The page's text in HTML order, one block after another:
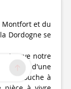
Montfort et du
Dordogne se
trouve notre
d'une
douche à